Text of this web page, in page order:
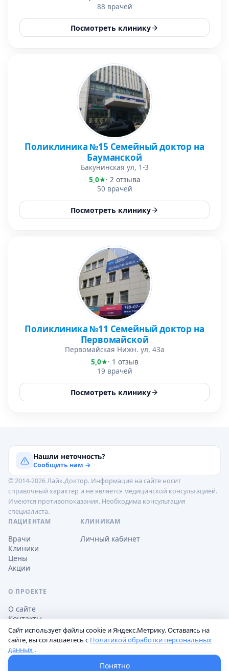
88 врачей
Посмотреть клинику
Поликлиника №15 Семейный доктор на
Бауманской
Бакунинская ул, 1-3
5,0
· 2 отзыва
50 врачей
Посмотреть клинику
Поликлиника №11 Семейный доктор на
Первомайской
Первомайская Нижн. ул, 43а
5,0
· 1 отзыв
19 врачей
Посмотреть клинику
Нашли неточность?
Сообщить нам →
© 2014-2026 Лайк.Доктор. Информация на сайте носит
справочный характер и не является медицинской консультацией.
Имеются противопоказания. Необходима консультация
специалиста.
ПАЦИЕНТАМ
Врачи
Клиники
Цены
Акции
КЛИНИКАМ
Личный кабинет
О ПРОЕКТЕ
О сайте
Контакты
Обработка персональных данных
Пользовательское соглашениеНастройки cookie
Сайт использует файлы cookie и Яндекс.Метрику. Оставаясь на
сайте, вы соглашаетесь с Политикой обработки персональных
данных .
Понятно